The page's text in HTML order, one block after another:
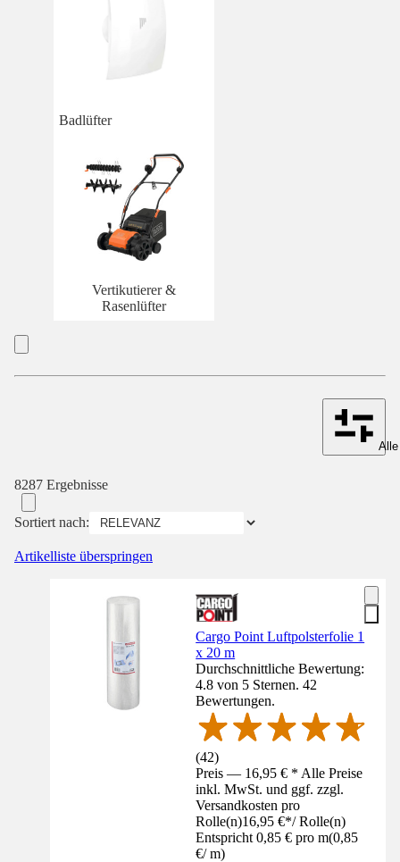
Badlüfter
Vertikutierer &
Rasenlüfter
8287 Ergebnisse
Sortiert nach:
Artikelliste überspringen
Cargo Point Luftpolsterfolie 1
x 20 m
Durchschnittliche Bewertung:
4.8 von 5 Sternen. 42
Bewertungen.
(42)
Preis — 16,95 € * Alle Preise
inkl. MwSt. und ggf. zzgl.
Versandkosten pro
Rolle(n)16,95 €*/ Rolle(n)
Entspricht 0,85 € pro m(0,85
€/ m)